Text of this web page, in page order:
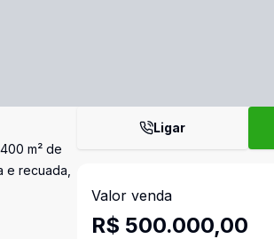
m² de
e recuada,
Ligar
Valor venda
R$ 500.000,00